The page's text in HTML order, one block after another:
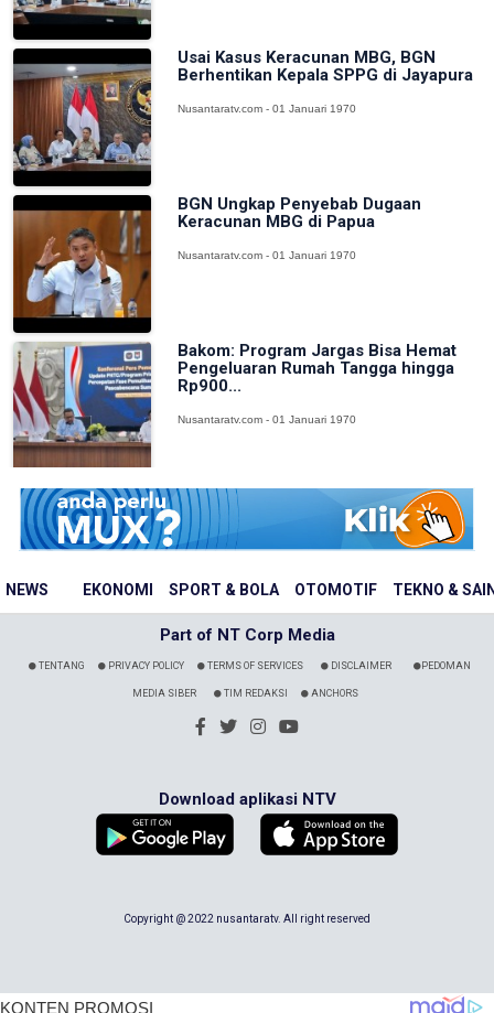
NEWS EKONOMI SPORT & BOLA OTOMOTIF TEKNO &
Usai Kasus Keracunan MBG, BGN
Berhentikan Kepala SPPG di Jayapura
Nusantaratv.com - 01 Januari 1970
BGN Ungkap Penyebab Dugaan
Keracunan MBG di Papua
Nusantaratv.com - 01 Januari 1970
Bakom: Program Jargas Bisa Hemat
Pengeluaran Rumah Tangga hingga
Rp900...
Nusantaratv.com - 01 Januari 1970
Part of NT Corp Media
TENTANG PRIVACY POLICY TERMS OF SERVICES DISCLAIMER PEDOMAN
MEDIA SIBER TIM REDAKSI ANCHORS
Download aplikasi NTV
Copyright @ 2022 nusantaratv. All right reserved